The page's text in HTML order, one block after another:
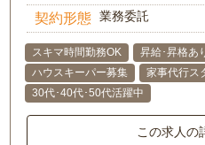
契約形態 業務委託
スキマ時間勤務OK 昇給･昇格あ
ハウスキーパー募集
家事代行ス
30代･40代･50代活躍中
この求人の